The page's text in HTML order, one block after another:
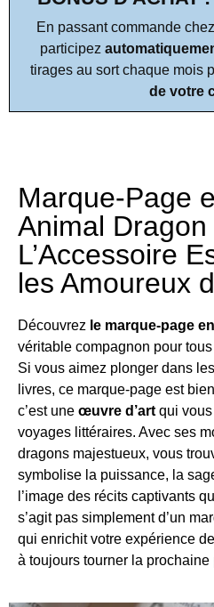
En passant commande
participez
tirages au sort chaque mois
de votre
Marque-Page
Animal Dragon
L’Accessoire
les Amoureux
Découvrez le marque-page
véritable compagnon pour
Si vous aimez plonger dans
livres, ce marque-page est
c’est une œuvre d’art qui
voyages littéraires. Avec ses
dragons majestueux, vous
symbolise la puissance, la
l’image des récits captivants
s’agit pas simplement d’un
qui enrichit votre expérience
à toujours tourner la prochaine